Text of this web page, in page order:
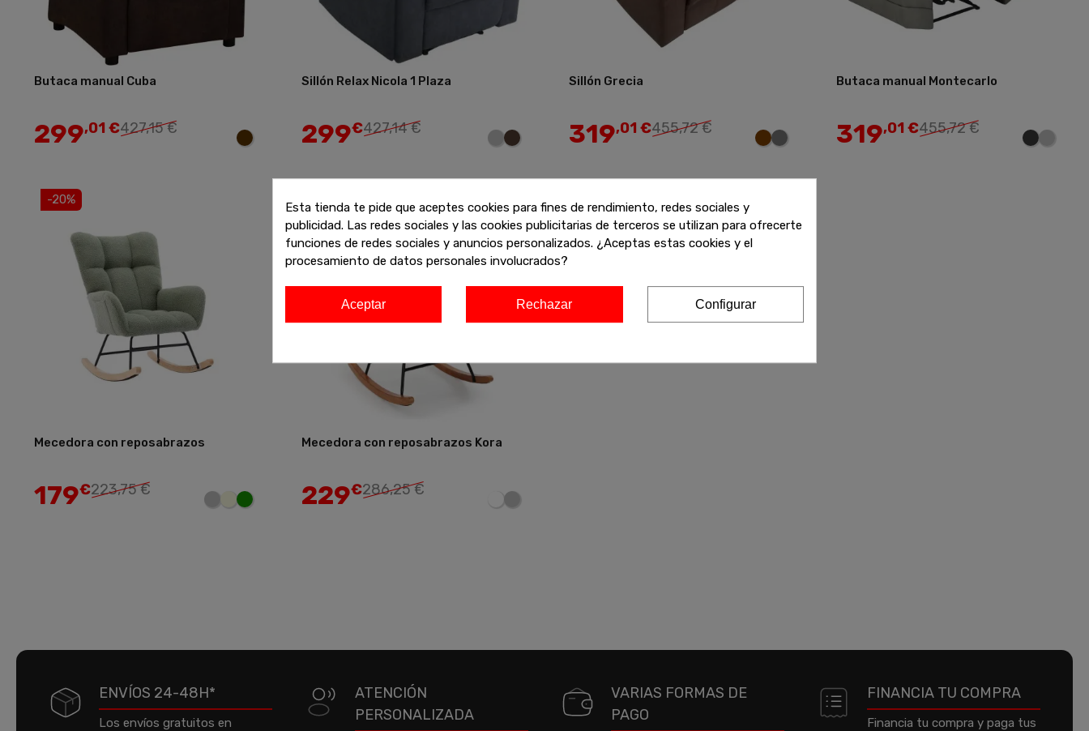
Butaca manual Cuba
299,01 €427,15 €
Sillón Relax Nicola 1 Plaza
299€427,14 €
Sillón Grecia
319,01 €455,72 €
Butaca manual Montecarlo
319,01 €455,72 €
Mecedora con reposabrazos
179€223,75 €
-20%
Mecedora con reposabrazos Kora
229€286,25 €
-20%
Envío gratis
ENVÍOS 24-48H*
Los envíos gratuitos en
ATENCIÓN
PERSONALIZADA
VARIAS FORMAS DE
PAGO
FINANCIA TU COMPRA
Financia tu compra y paga tus
Esta tienda te pide que aceptes cookies para fines de rendimiento, redes sociales y
publicidad. Las redes sociales y las cookies publicitarias de terceros se utilizan para ofrecerte
funciones de redes sociales y anuncios personalizados. ¿Aceptas estas cookies y el
procesamiento de datos personales involucrados?
Aceptar Rechazar Configurar